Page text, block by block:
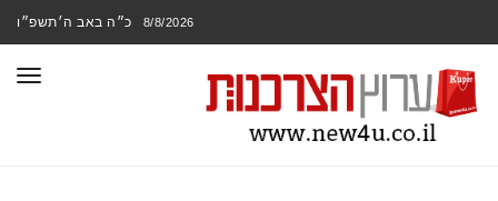
8/8/2026 כ״ה באב ה׳תשפ״ו